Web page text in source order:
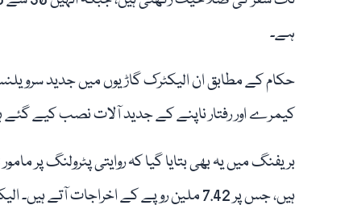
ہے۔
کیمرے اور رفتار ناپنے کے جدید آلات نصب کیے گئے